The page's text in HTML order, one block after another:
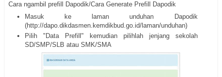
Cara ngambil prefill Dapodik/Cara Generate Prefill Dapodik
Masuk ke laman unduhan Dapodik
(http://dapo.dikdasmen.kemdikbud.go.id/laman/unduhan)
Pilih "Data Prefill" kemudian pilihlah jenjang sekolah
SD/SMP/SLB atau SMK/SMA